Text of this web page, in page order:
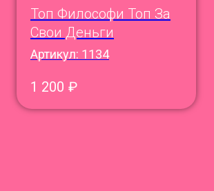
Топ Философи Топ За
Свои Деньги
Артикул: 1134
1 200 ₽